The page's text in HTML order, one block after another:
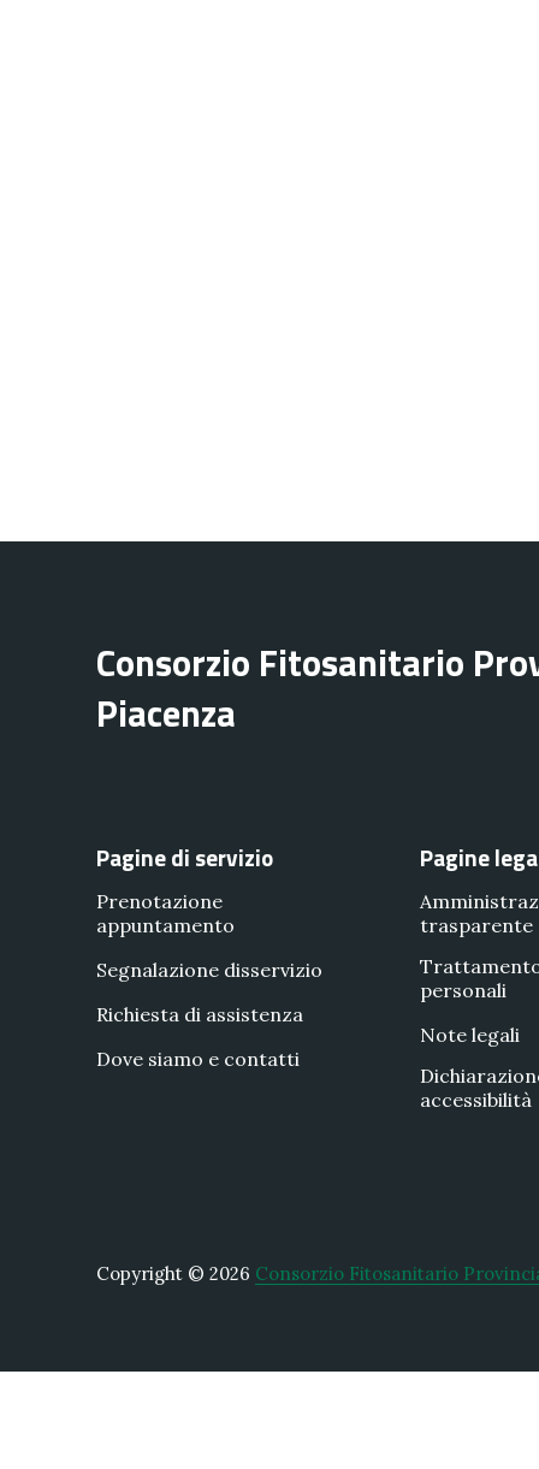
Consorzio Fitosanitario
Piacenza
Pagine di servizio
Prenotazione
appuntamento
Segnalazione disservizio
Richiesta di assistenza
Dove siamo e contatti
Pagine
trasparente
personali
Note legali
accessibilità
Copyright © 2026 Consorzio Fitosanitario